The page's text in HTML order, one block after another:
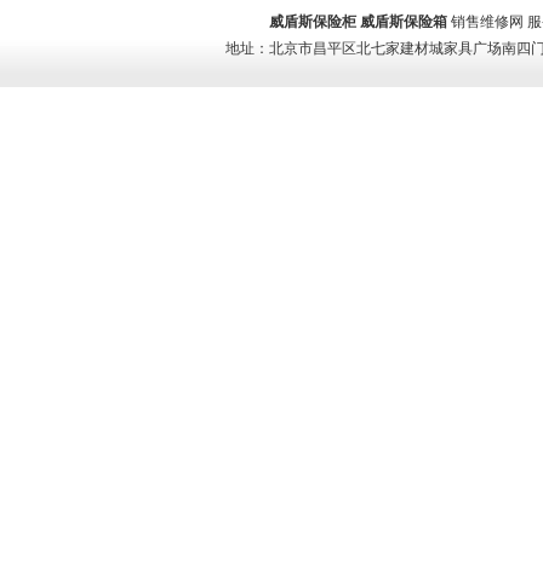
威盾斯保险柜 威盾斯保险箱 销售维修网 服
地址：北京市昌平区北七家建材城家具广场南四